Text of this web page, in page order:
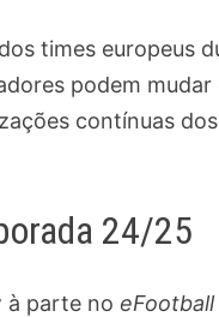
times europeus
podem
contínuas
24/25
à parte no eFootball